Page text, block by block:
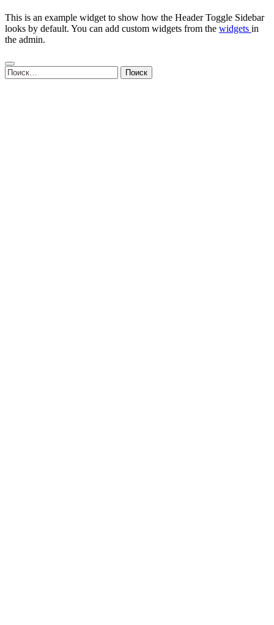
This is an example widget to show how the Header Toggle Sidebar
looks by default. You can add custom widgets from the widgets in
the admin.
Найти: